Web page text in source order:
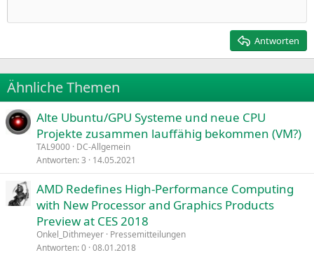
22
26
Times New Roman
Trebuchet MS
Verdana
Heading 2
Antworten
Ähnliche Themen
Alte Ubuntu/GPU Systeme und neue CPU
Projekte zusammen lauffähig bekommen (VM?)
TAL9000 DC-Allgemein
Antworten 3 14.05.2021
AMD Redefines High-Performance Computing
with New Processor and Graphics Products
Preview at CES 2018
Onkel_Dithmeyer Pressemitteilungen
Antworten 0 08.01.2018